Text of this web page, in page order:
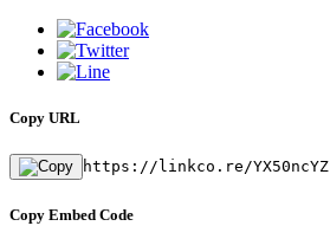
Copy URL
https://linkco.re/YX50ncYZ
Copy Embed Code